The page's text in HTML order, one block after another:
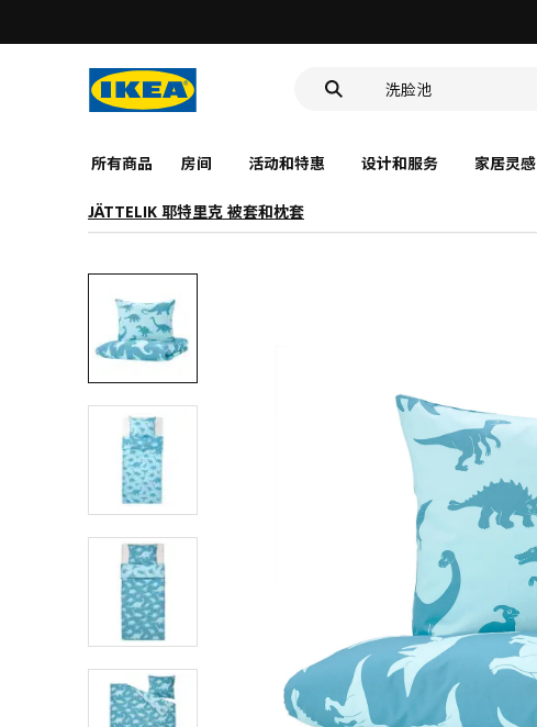
食品盒
所有商品 房间 活动和特惠 设计和服务 家居灵感
JÄTTELIK 耶特里克 被套和枕套